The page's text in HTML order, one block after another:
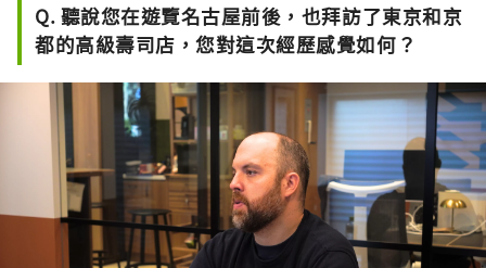
Q. 聽說您在遊覽名古屋前後，也拜訪了東京和京
都的高級壽司店，您對這次經歷感覺如何？